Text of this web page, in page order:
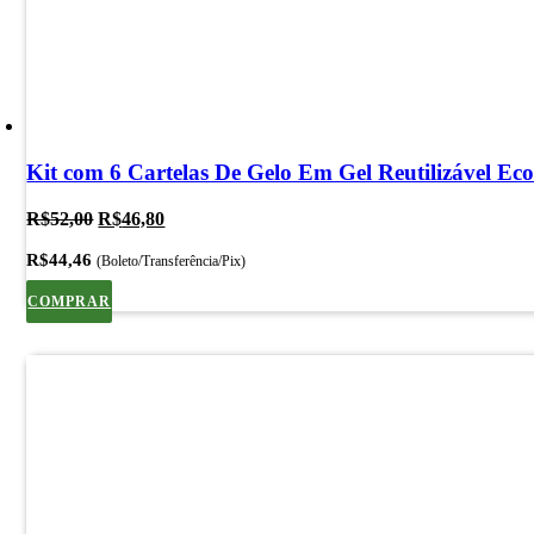
Kit com 6 Cartelas De Gelo Em Gel Reutilizável
R$52,00 O
original
era:
R$52,00.
R$46,80O
atual
R$44,46 (Boleto/Transferência/Pix)
COMPRAR